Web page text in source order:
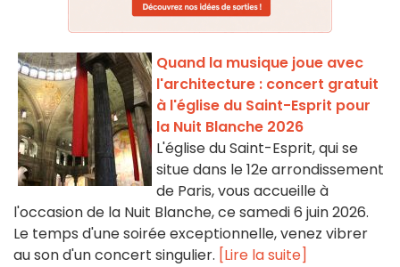
Quand la musique joue avec
l'architecture : concert gratuit
à l'église du Saint-Esprit pour
la Nuit Blanche 2026
L'église du Saint-Esprit, qui se
situe dans le 12e arrondissement
de Paris, vous accueille à
l'occasion de la Nuit Blanche, ce samedi 6 juin 2026.
Le temps d'une soirée exceptionnelle, venez vibrer
au son d'un concert singulier. [Lire la suite]